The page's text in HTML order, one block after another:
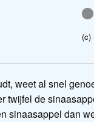
(c)
weet al snel
twijfel de
sinaasappel dan